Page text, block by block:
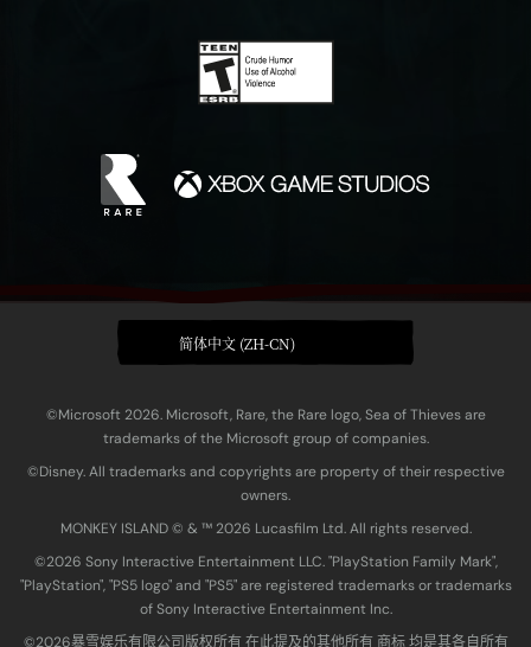
简体中文 (ZH-CN)
©Microsoft 2026. Microsoft, Rare, the Rare logo, Sea of Thieves are
trademarks of the Microsoft group of companies.
©Disney. All trademarks and copyrights are property of their respective
owners.
MONKEY ISLAND © & ™ 20‍26 Lucasfilm Ltd. All rights reserved.
©2026 Sony Interactive Entertainment LLC. "PlayStation Family Mark",
"PlayStation", "PS5 logo" and "PS5" are registered trademarks or trademarks
of Sony Interactive Entertainment Inc.
©2026暴雪娱乐有限公司版权所有 在此提及的其他所有 商标 均是其各自所有